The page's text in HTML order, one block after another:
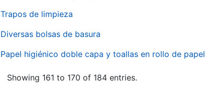
Trapos de limpieza
Diversas bolsas de basura
Papel higiénico doble capa y toallas en rollo de papel
Showing 161 to 170 of 184 entries.